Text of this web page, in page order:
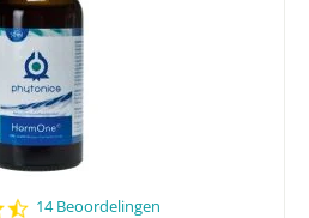
4.7
14 Beoordelingen